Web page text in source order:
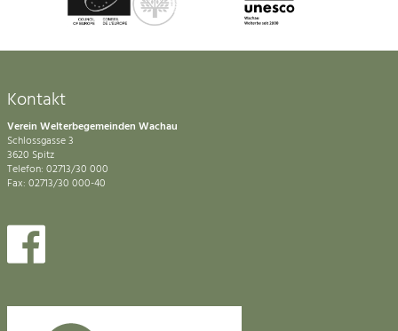
Kontakt
Verein Welterbegemeinden Wachau
Schlossgasse 3
3620 Spitz
Telefon: 02713/30 000
Fax: 02713/30 000-40